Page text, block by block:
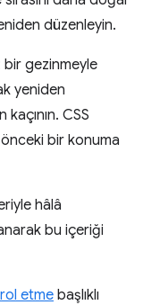
düzenleyin.
bir gezinmeyle
yeniden
CSS
bir konuma
hâlâ
bu içeriği
etme başlıklı